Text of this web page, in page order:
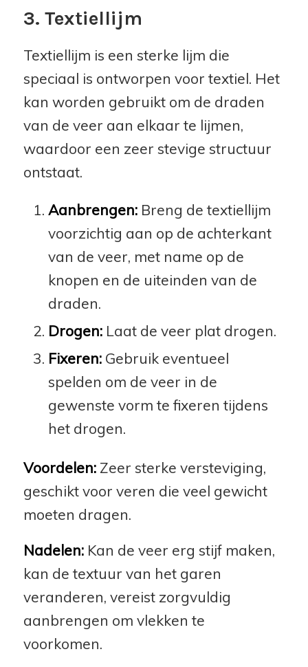
3. Textiellijm
Textiellijm is een sterke lijm die
speciaal is ontworpen voor textiel. Het
kan worden gebruikt om de draden
van de veer aan elkaar te lijmen,
waardoor een zeer stevige structuur
ontstaat.
Aanbrengen:Breng de textiellijm
voorzichtig aan op de achterkant
van de veer, met name op de
knopen en de uiteinden van de
draden.
Drogen:Laat de veer plat drogen.
Fixeren:Gebruik eventueel
spelden om de veer in de
gewenste vorm te fixeren tijdens
het drogen.
Voordelen:Zeer sterke versteviging,
geschikt voor veren die veel gewicht
moeten dragen.
Nadelen:Kan de veer erg stijf maken,
kan de textuur van het garen
veranderen, vereist zorgvuldig
aanbrengen om vlekken te
voorkomen.